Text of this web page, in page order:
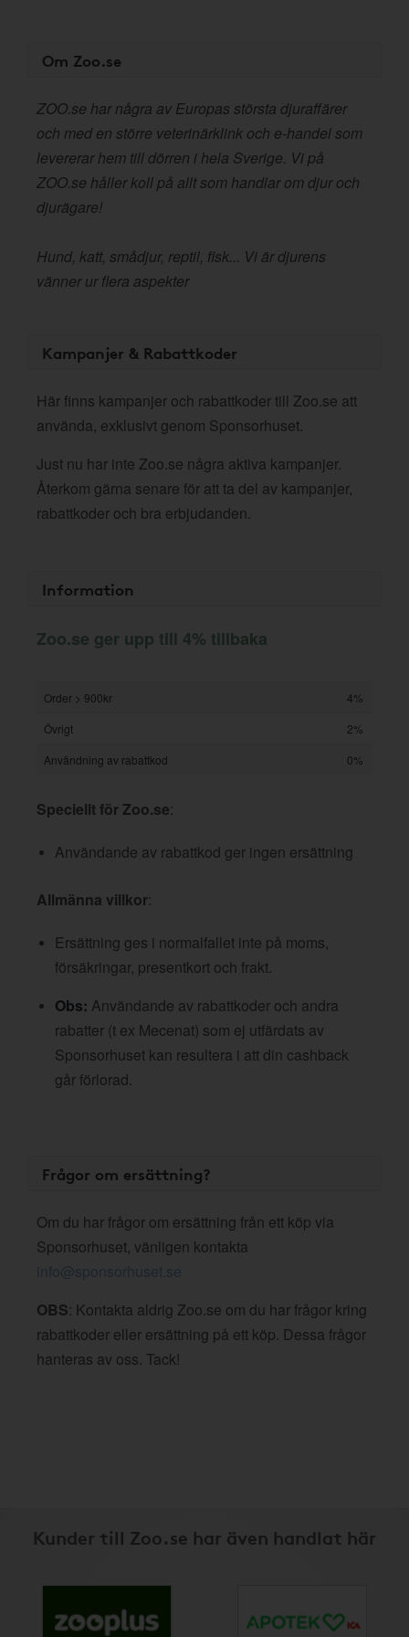
Om Zoo.se
ZOO.se har några av Europas största djuraffärer
och med en större veterinärklink och e-handel som
levererar hem till dörren i hela Sverige. Vi på
ZOO.se håller koll på allt som handlar om djur och
djurägare!
Hund, katt, smådjur, reptil, fisk... Vi är djurens
vänner ur flera aspekter
Kampanjer & Rabattkoder
Här finns kampanjer och rabattkoder till Zoo.se att
använda, exklusivt genom Sponsorhuset.
Just nu har inte Zoo.se några aktiva kampanjer.
Återkom gärna senare för att ta del av kampanjer,
rabattkoder och bra erbjudanden.
Information
Zoo.se ger upp till 4% tillbaka
Order > 900kr
4%
Övrigt
2%
Användning av rabattkod
0%
Speciellt för Zoo.se:
Användande av rabattkod ger ingen ersättning
Allmänna villkor:
Ersättning ges i normalfallet inte på moms,
försäkringar, presentkort och frakt.
Obs: Användande av rabattkoder och andra
rabatter (t ex Mecenat) som ej utfärdats av
Sponsorhuset kan resultera i att din cashback
går förlorad.
Frågor om ersättning?
Om du har frågor om ersättning från ett köp via
Sponsorhuset, vänligen kontakta
info@sponsorhuset.se
OBS: Kontakta aldrig Zoo.se om du har frågor kring
rabattkoder eller ersättning på ett köp. Dessa frågor
hanteras av oss. Tack!
Kunder till Zoo.se har även handlat här